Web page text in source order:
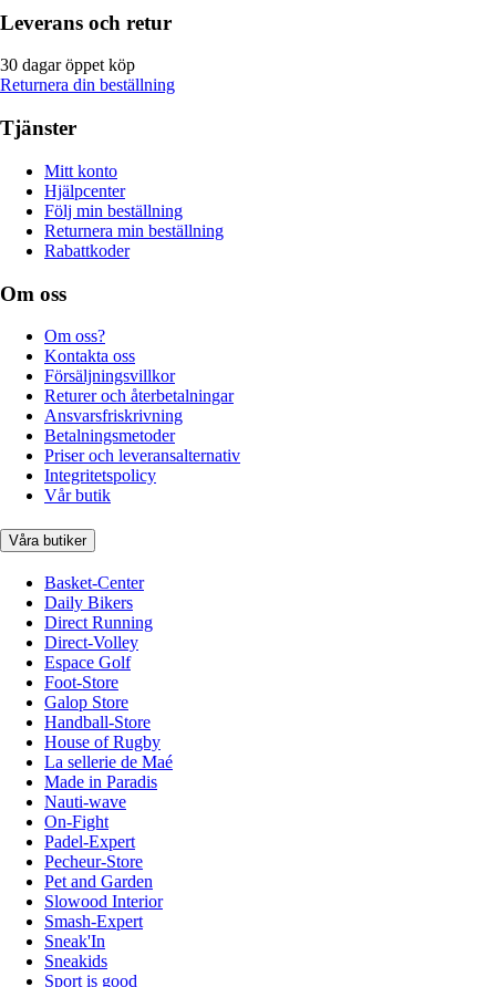
Leverans och retur
30 dagar öppet köp
Returnera din beställning
Tjänster
Mitt konto
Hjälpcenter
Följ min beställning
Returnera min beställning
Rabattkoder
Om oss
Om oss?
Kontakta oss
Försäljningsvillkor
Returer och återbetalningar
Ansvarsfriskrivning
Betalningsmetoder
Priser och leveransalternativ
Integritetspolicy
Vår butik
Våra butiker
Basket-Center
Daily Bikers
Direct Running
Direct-Volley
Espace Golf
Foot-Store
Galop Store
Handball-Store
House of Rugby
La sellerie de Maé
Made in Paradis
Nauti-wave
On-Fight
Padel-Expert
Pecheur-Store
Pet and Garden
Slowood Interior
Smash-Expert
Sneak'In
Sneakids
Sport is good